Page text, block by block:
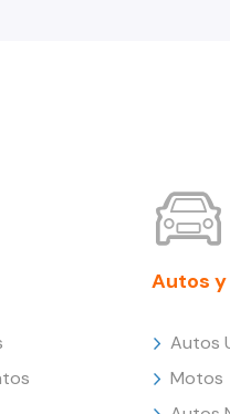
Autos
Autos
Motos